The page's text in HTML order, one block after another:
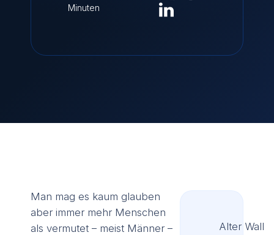
Minuten
Man mag es kaum glauben
aber immer mehr Menschen
als vermutet – meist Männer –
Alter Wall